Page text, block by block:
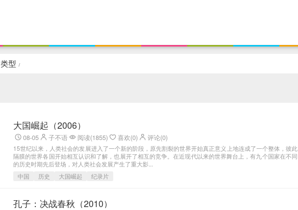
类型 /
大国崛起（2006）
08-05 子不语 阅读(1855) 喜欢(0) 评论(0)
15世纪以来，人类社会的发展进入了一个新的阶段，原先割裂的世界开始真正意义上地连成了一个整体，彼此
隔膜的世界各国开始相互认识和了解，也展开了相互的竞争。在近现代以来的世界舞台上，有九个国家在不同
的历史时期先后登场，对人类社会发展产生了重大影...
中国
历史 大国崛起 纪录片
孔子：决战春秋（2010）